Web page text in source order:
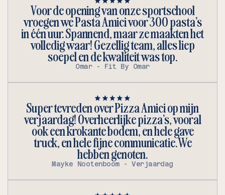
Voor de opening van onze sportschool
vroegen we Pasta Amici voor 300 pasta’s
in één uur. Spannend, maar ze maakten het
volledig waar! Gezellig team, alles liep
soepel en de kwaliteit was top.
Omar - Fit By Omar
Super tevreden over Pizza Amici op mijn
verjaardag! Overheerlijke pizza’s, vooral
ook een krokante bodem, en hele gave
truck, en hele fijne communicatie. We
hebben genoten.
Mayke Nootenboom - Verjaardag